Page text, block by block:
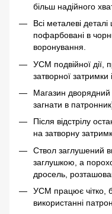
більш надійного
Всі металеві деталі
пофарбовані в
воронування.
УСМ подвійної дії,
затворної затримки
Магазин
загнати в
Після відстрілу
на затворну
Ствол заглушений
заглушкою, а
дросель,
УСМ працює чітко,
використанні